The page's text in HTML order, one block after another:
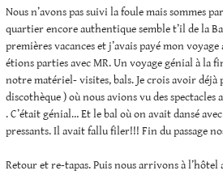
Nous n’avons pas suivi la foule mais sommes
quartier encore authentique semble t’il de la
premières vacances et j’avais payé mon
étions parties avec MR. Un voyage génial à la
notre matériel- visites, bals. Je crois avoir déjà
discothèque ) où nous avions vu des
. C’était génial… Et le bal où on avait dansé
pressants. Il avait fallu filer!!! Fin du passage
Retour et re-tapas. Puis nous arrivons à l’hôtel